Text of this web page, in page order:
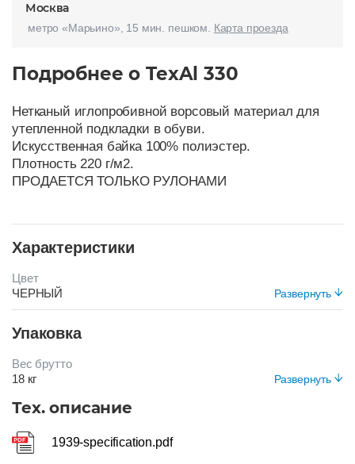
Москва
метро «Марьино», 15 мин. пешком. Карта проезда
Подробнее о TexAl 330
Нетканый иглопробивной ворсовый материал для
утепленной подкладки в обуви.
Искусственная байка 100% полиэстер.
Плотность 220 г/м2.
ПРОДАЕТСЯ ТОЛЬКО РУЛОНАМИ
Характеристики
Развернуть
Цвет
ЧЕРНЫЙ
Упаковка
Развернуть
Вес брутто
18 кг
Вид упаковки
Рулон в пэ пленке
Подвержен деформации
Да
Тех. описание
1939-specification.pdf